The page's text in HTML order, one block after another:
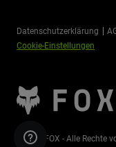
Datenschutzerklärung
Cookie-Einstellungen
©2026 FOX - Alle Rechte